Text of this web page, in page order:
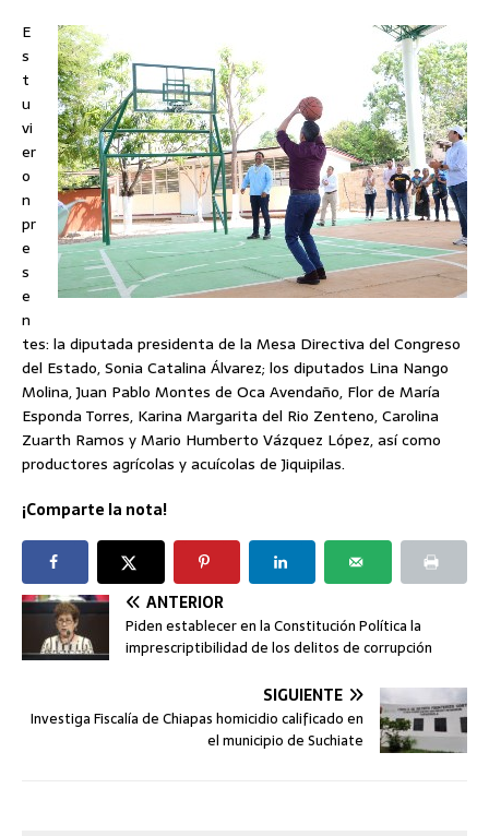
E
s
t
u
vi
er
o
n
pr
e
s
e
n
tes: la diputada presidenta de la Mesa Directiva del Congreso
del Estado, Sonia Catalina Álvarez; los diputados Lina Nango
Molina, Juan Pablo Montes de Oca Avendaño, Flor de María
Esponda Torres, Karina Margarita del Rio Zenteno, Carolina
Zuarth Ramos y Mario Humberto Vázquez López, así como
productores agrícolas y acuícolas de Jiquipilas.
¡Comparte la nota!
ANTERIOR
Piden establecer en la Constitución Política la
imprescriptibilidad de los delitos de corrupción
SIGUIENTE
Investiga Fiscalía de Chiapas homicidio calificado en
el municipio de Suchiate